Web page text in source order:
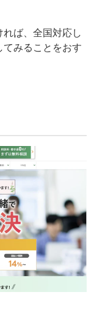
ば、全国対応し
てみることをおす